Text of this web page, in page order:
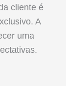
cliente é
A
uma